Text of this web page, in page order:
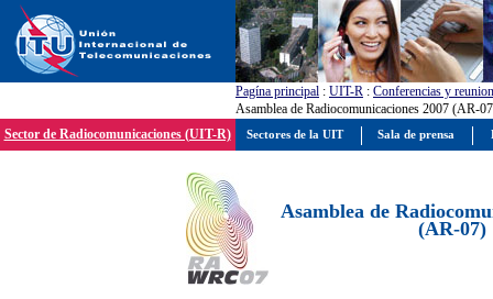
Pagína principal : UIT-R : Conferencias y
Asamblea de Radiocomunicaciones 2007 (AR-
Sector de Radiocomunicaciones (UIT-R)
Asamblea de
(AR-07)
Sectores de la UIT Sala de prensa